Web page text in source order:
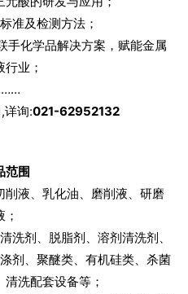
准及检测方法；
手化学品解决方案，赋能金属
行业；
详询:021-62952132
范围
削液、乳化油、磨削液、研磨
；
洗剂、脱脂剂、溶剂清洗剂、
剂、聚醚类、有机硅类、杀菌
洗配套设备等；